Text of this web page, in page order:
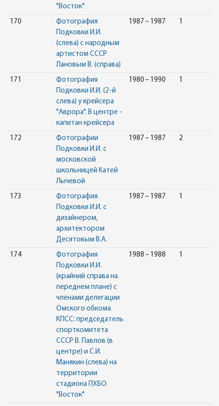
"Восток"
170
Фотография
Подковки И.И.
(слева) с народным
артистом СССР
Лановым В. (справа)
1987 – 1987 1
171
Фотография
Подковки И.И. (2-й
слева) у крейсера
"Аврора". В центре -
капитан крейсера
1980 – 1990 1
172
Фотографии
Подковки И.И. с
московской
школьницей Катей
Лычевой
1987 – 1987 2
173
Фотография
Подковки И.И. с
дизайнером,
архитектором
Десятовым В.А.
1987 – 1987 1
174
Фотография
Подковки И.И.
(крайний справа на
переднем плане) с
членами делегации
Омского обкома
КПСС: председатель
спорткомитета
СССР В. Павлов (в
центре) и С.И.
Манякин (слева) на
территории
стадиона ПХБО
"Восток"
1988 – 1988 1